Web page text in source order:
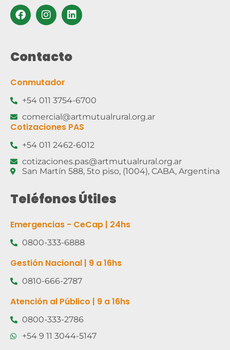
Contacto
Conmutador
+54 011 3754-6700
comercial@artmutualrural.org.ar
Cotizaciones PAS
+54 011 2462-6012
cotizaciones.pas@artmutualrural.org.ar
San Martín 588, 5to piso, (1004), CABA, Argentina
Teléfonos Útiles
Emergencias - CeCap | 24hs
0800-333-6888
Gestión Nacional | 9 a 16hs
0810-666-2787
Atención al Público | 9 a 16hs
0800-333-2786
+54 9 11 3044-5147